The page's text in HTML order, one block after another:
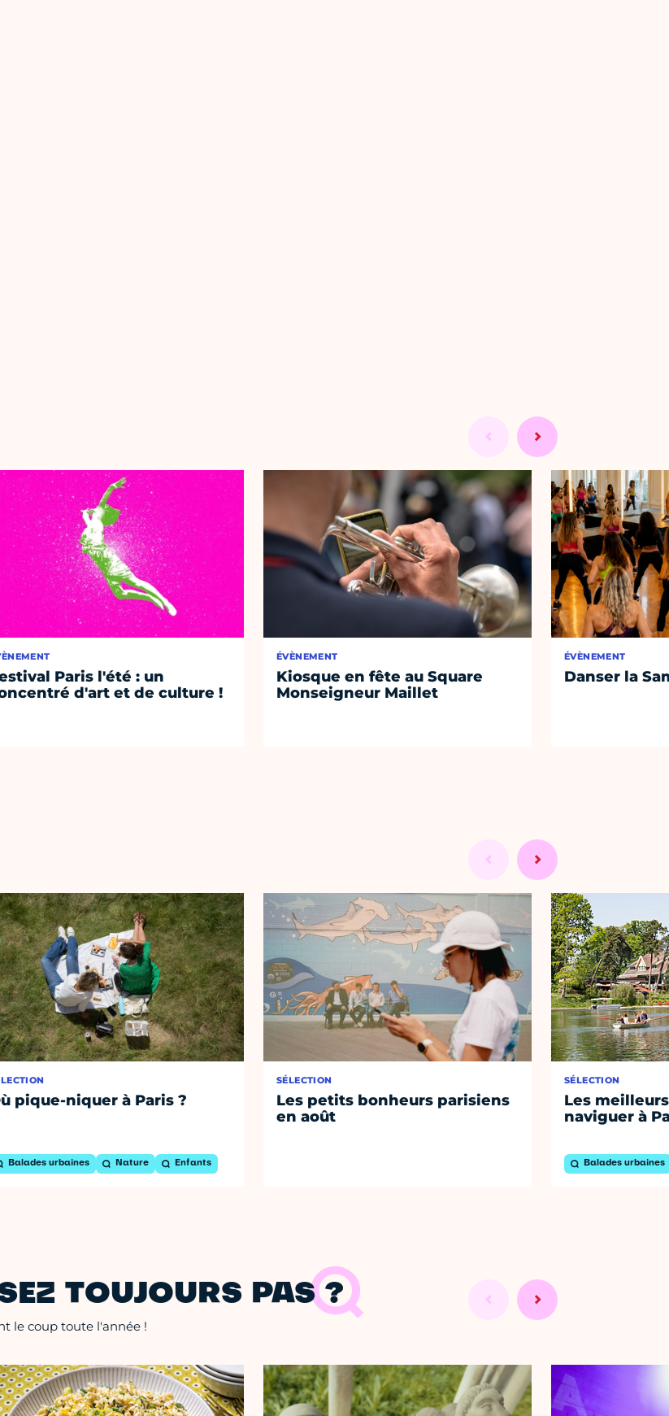
Paris l'été : un
d'art et de culture !
ÉVÈNEMENT
Kiosque en fête au Square
Monseigneur Maillet
ÉVÈNEMENT
Danser la
pique-niquer à Paris ?
Balades urbaines Nature Enfants
SÉLECTION
Les petits bonheurs parisiens
en août
SÉLECTION
Les
naviguer à
Balades urbaines
TOUJOURS PAS ?
le coup toute l'année !